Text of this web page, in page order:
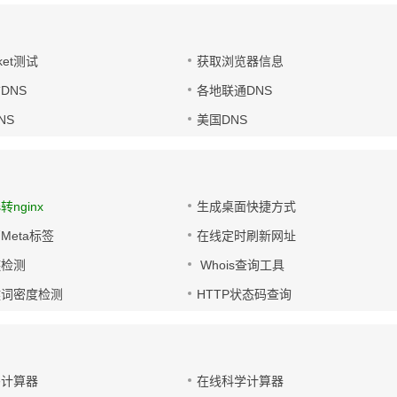
测试 获取浏览器信息
各地联通DNS
美国DNS
nginx 生成桌面快捷方式
标签 在线定时刷新网址
测 Whois查询工具
密度检测 HTTP状态码查询
算器 在线科学计算器